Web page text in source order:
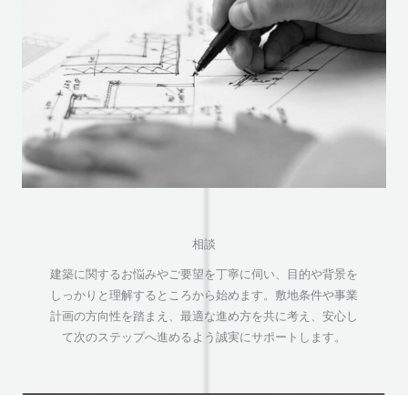
相談
建築に関するお悩みやご要望を丁寧に伺い、目的や背景を
しっかりと理解するところから始めます。敷地条件や事業
計画の方向性を踏まえ、最適な進め方を共に考え、安心し
て次のステップへ進めるよう誠実にサポートします。